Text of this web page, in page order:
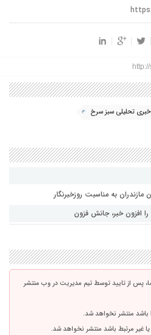
خبری تحلیلی سبز سرخ
مازندران به مناسبت روزخبرنگار
افزون خبر، جانش فزون
پس از تایید توسط تیم مدیریت در وب منتشر
باشد منتشر نخواهد شد.
یا غیر مرتبط باشد منتشر نخواهد شد.